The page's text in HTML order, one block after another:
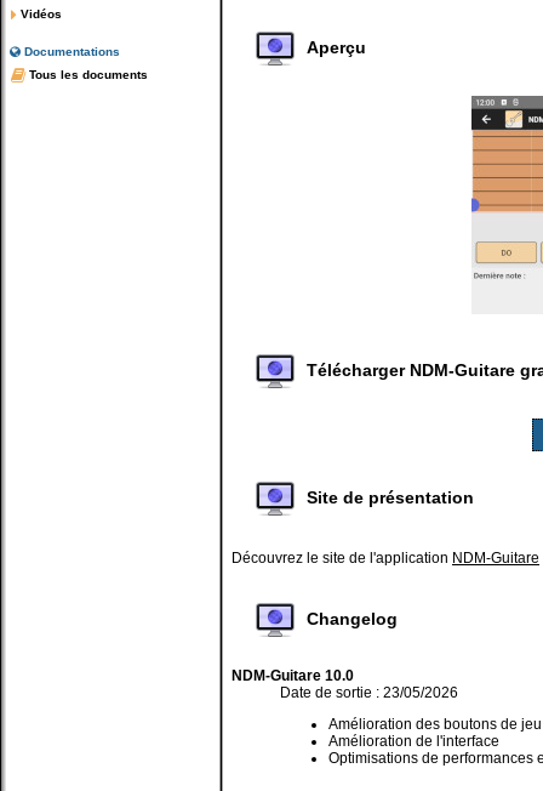
Vidéos
Documentations
Tous les documents
Aperçu
Télécharger NDM-Guitare
Site de présentation
Découvrez le site de l'application NDM-Guitare
Changelog
NDM-Guitare 10.0
Date de sortie : 23/05/2026
Amélioration des boutons de jeu
Amélioration de l'interface
Optimisations de performances